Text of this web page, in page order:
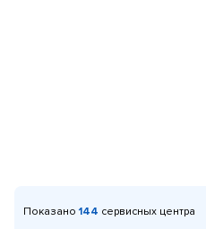
Показано 144 сервисных центра